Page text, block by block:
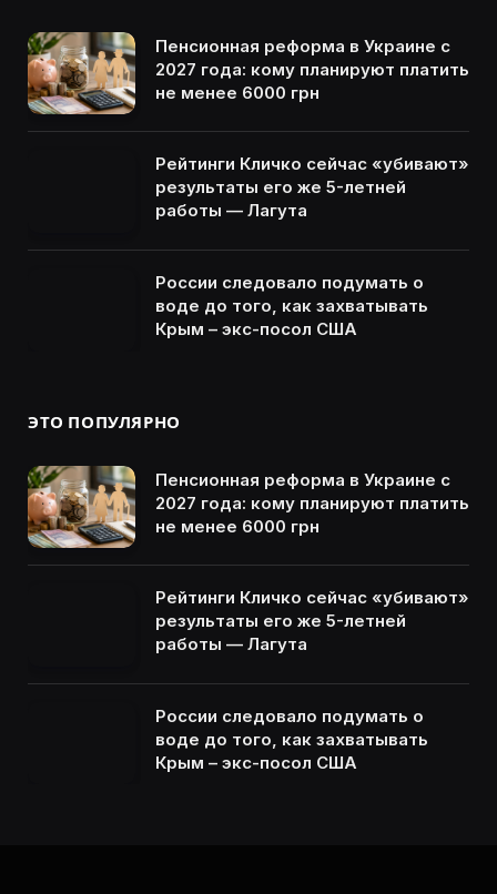
Пенсионная реформа в Украине с
2027 года: кому планируют платить
не менее 6000 грн
Рейтинги Кличко сейчас «убивают»
результаты его же 5-летней
работы — Лагута
России следовало подумать о
воде до того, как захватывать
Крым – экс-посол США
ЭТО ПОПУЛЯРНО
Пенсионная реформа в Украине с
2027 года: кому планируют платить
не менее 6000 грн
Рейтинги Кличко сейчас «убивают»
результаты его же 5-летней
работы — Лагута
России следовало подумать о
воде до того, как захватывать
Крым – экс-посол США